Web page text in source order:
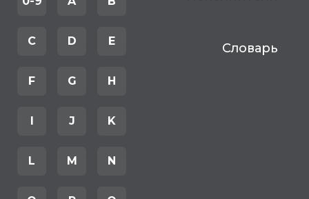
C D E
F G H
I J K
L M N
Словарь